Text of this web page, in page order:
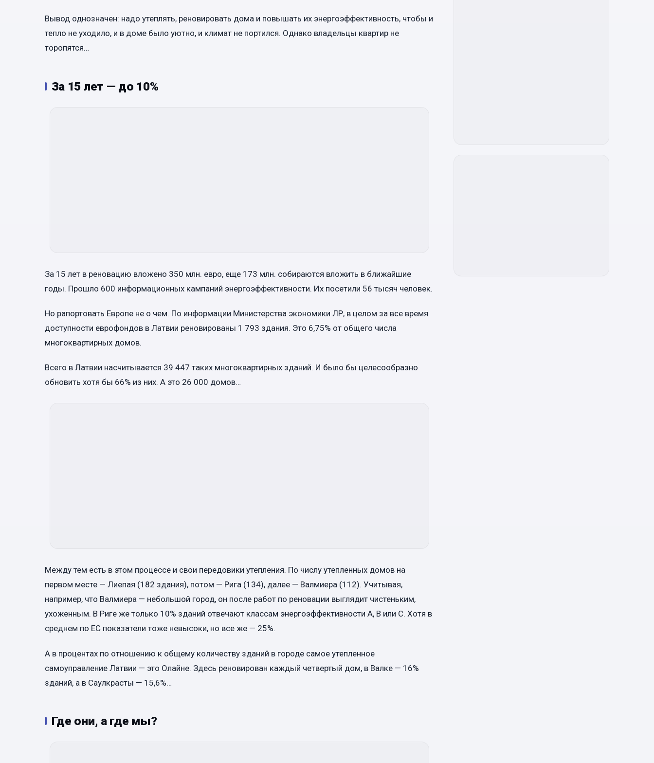
Вывод однозначен: надо утеплять, реновировать дома и повышать их энергоэффективность, чтобы и
тепло не уходило, и в доме было уютно, и климат не портился. Однако владельцы квартир не
торопятся…
За 15 лет — до 10%
За 15 лет в реновацию вложено 350 млн. евро, еще 173 млн. собираются вложить в ближайшие
годы. Прошло 600 информационных кампаний энергоэффективности. Их посетили 56 тысяч человек.
Но рапортовать Европе не о чем. По информации Министерства экономики ЛР, в целом за все время
доступности еврофондов в Латвии реновированы 1 793 здания. Это 6,75% от общего числа
многоквартирных домов.
Всего в Латвии насчитывается 39 447 таких многоквартирных зданий. И было бы целесообразно
обновить хотя бы 66% из них. А это 26 000 домов…
Между тем есть в этом процессе и свои передовики утепления. По числу утепленных домов на
первом месте — Лиепая (182 здания), потом — Рига (134), далее — Валмиера (112). Учитывая,
например, что Валмиера — небольшой город, он после работ по реновации выглядит чистеньким,
ухоженным. В Риге же только 10% зданий отвечают классам энергоэффективности A, B или C. Хотя в
среднем по ЕС показатели тоже невысоки, но все же — 25%.
А в процентах по отношению к общему количеству зданий в городе самое утепленное
самоуправление Латвии — это Олайне. Здесь реновирован каждый четвертый дом, в Валке — 16%
зданий, а в Саулкрасты — 15,6%…
Где они, а где мы?